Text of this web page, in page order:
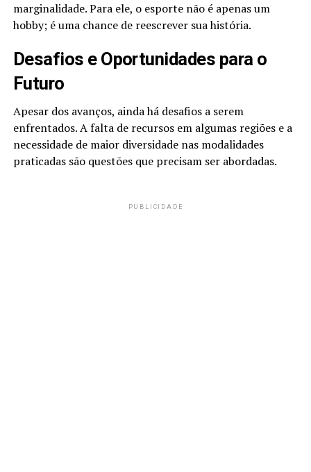
marginalidade. Para ele, o esporte não é apenas um
hobby; é uma chance de reescrever sua história.
Desafios e Oportunidades para o
Futuro
Apesar dos avanços, ainda há desafios a serem
enfrentados. A falta de recursos em algumas regiões e a
necessidade de maior diversidade nas modalidades
praticadas são questões que precisam ser abordadas.
PUBLICIDADE